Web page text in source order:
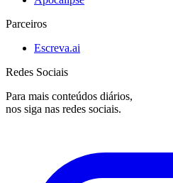
Parceiros
Escreva.ai
Redes Sociais
Para mais conteúdos diários,
nos siga nas redes sociais.